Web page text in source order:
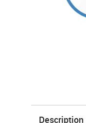
Description